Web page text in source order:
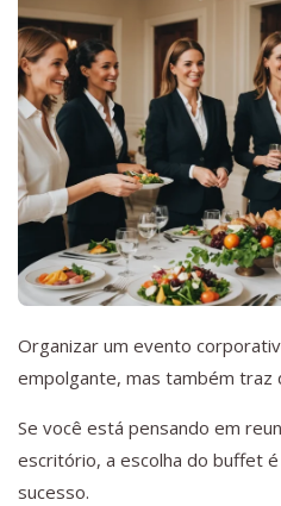
Organizar um evento
empolgante, mas também traz
Se você está pensando em
escritório, a escolha do buffet
sucesso.